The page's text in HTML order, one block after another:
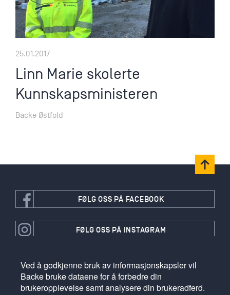
25.01.2017
Linn Marie skolerte
Kunnskapsministeren
Backe Østfold
FØLG OSS PÅ FACEBOOK
FØLG OSS PÅ INSTAGRAM
FØLG OSS PÅ LINKEDIN
Ved å godkjenne bruk av informasjonskapsler vil
Backe bruke dataene for å forbedre din
brukeropplevelse samt analysere din brukeradferd.